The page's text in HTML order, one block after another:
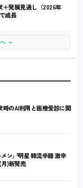
＋発展見通し（2026年
成長
へ →
のAI利用と医療受診に関
ン｣｢明星 韓流辛麺 激辛
)新発売